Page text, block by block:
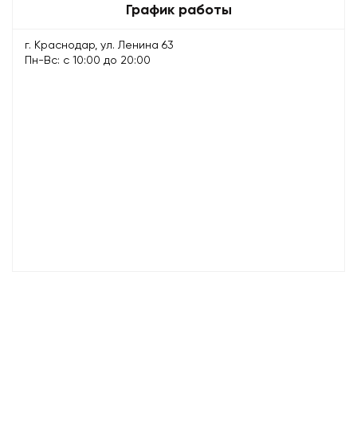
График работы
г. Краснодар, ул. Ленина 63
Пн-Вс: с 10:00 до 20:00